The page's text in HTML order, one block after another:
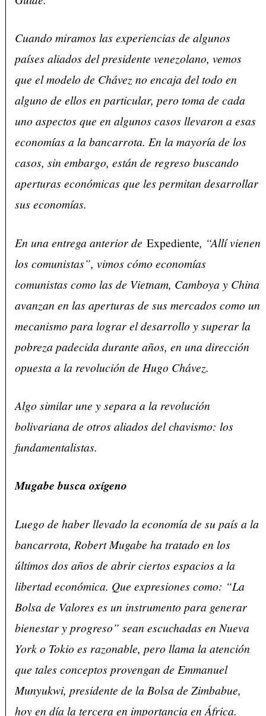
Cuando miramos las experiencias de algunos
países aliados del presidente venezolano, vemos
que el modelo de Chávez no encaja del todo en
alguno de ellos en particular, pero toma de cada
uno aspectos que en algunos casos llevaron a esas
economías a la bancarrota. En la mayoría de los
casos, sin embargo, están de regreso buscando
aperturas económicas que les permitan desarrollar
sus economías.
En una entrega anterior de Expediente, “Allí vienen
los comunistas”, vimos cómo economías
comunistas como las de Vietnam, Camboya y China
avanzan en las aperturas de sus mercados como un
mecanismo para lograr el desarrollo y superar la
pobreza padecida durante años, en una dirección
opuesta a la revolución de Hugo Chávez.
Algo similar une y separa a la revolución
bolivariana de otros aliados del chavismo: los
fundamentalistas.
Mugabe busca oxígeno
Luego de haber llevado la economía de su país a la
bancarrota, Robert Mugabe ha tratado en los
últimos dos años de abrir ciertos espacios a la
libertad económica. Que expresiones como: “La
Bolsa de Valores es un instrumento para generar
bienestar y progreso” sean escuchadas en Nueva
York o Tokio es razonable, pero llama la atención
que tales conceptos provengan de Emmanuel
Munyukwi, presidente de la Bolsa de Zimbabue,
hoy en día la tercera en importancia en África.